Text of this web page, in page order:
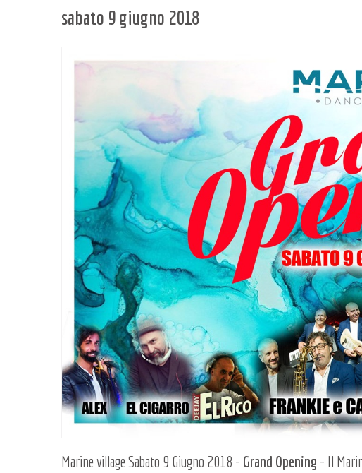
sabato 9 giugno 2018
Marine village Sabato 9 Giugno 2018 - Grand Opening - Il